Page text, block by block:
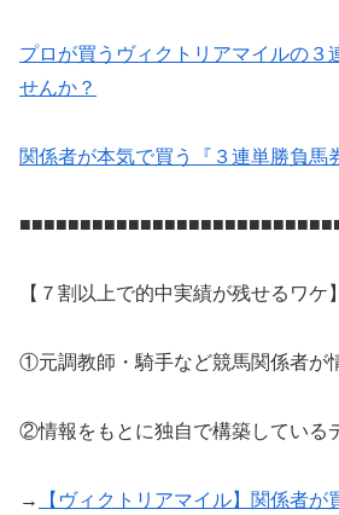
プロが買うヴィクトリアマイルの３
せんか？
関係者が本気で買う『３連単勝負馬
【７割以上で的中実績が残せるワケ】
①元調教師・騎手など競馬関係者が
②情報をもとに独自で構築している
→
【ヴィクトリアマイル】関係者